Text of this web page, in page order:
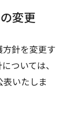
変更
針を変更す
ついては、
いたしま